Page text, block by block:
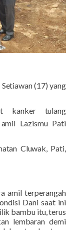
(17) yang
kanker tulang
Lazismu Pati
Cluwak, Pati,
amil terperangah
Dani saat ini
bambu itu, terus
lembaran demi